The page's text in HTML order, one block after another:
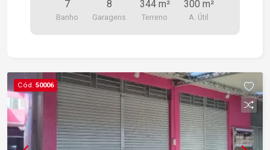
adaptados para cadeirantes 1 cozinha. Bem
iluminado, ventilado e com 4 vagas de garagem
com 4 banheiros Edícula: Entrada independente. 1
cozinha 1 sala (recepção) 1 banheiro amplo 1
quarto (sala de atendimento) Metragem total: 344
m2 Estudo proposta de permuta por imóvel
SOMENTE em Brasília-DF até 60% do preço.
7
Banho
8
Garagens
344 m²
Terreno
300 m²
A. Útil
Cód. 50006